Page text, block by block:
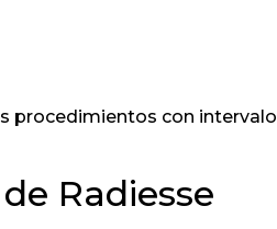
procedimientos con
Radiesse